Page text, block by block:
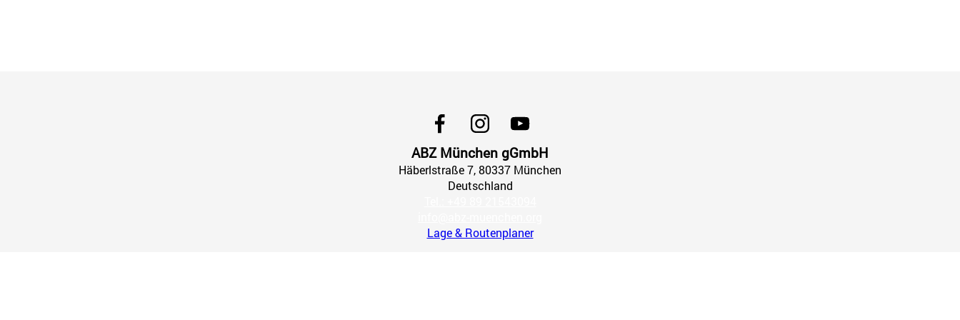
ABZ München gGmbH
Häberlstraße7, 80337 München
Deutschland
Lage & Routenplaner